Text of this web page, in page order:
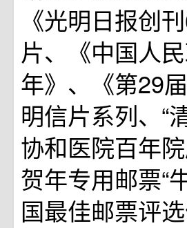
《光明日报创
片、《中国人
年》、《第29
明信片系列、“
协和医院百年
贺年专用邮票“
国最佳邮票评